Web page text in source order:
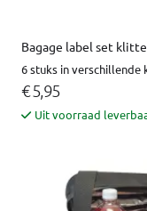
Bagage label set
6 stuks in verschillende
€ 5,95
Uit voorraad